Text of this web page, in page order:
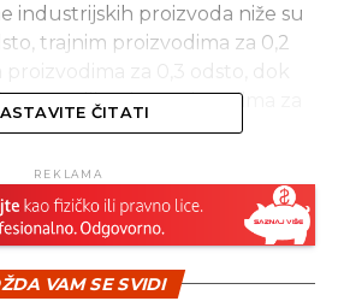
industrijskih proizvoda niže su
trajnim proizvodima za 0,2
proizvodima za
u aprilu ove, u odnosu na isti
niže su u energiji za 6,9
proizvodima za 4,8 odsto,
za 1,4 odsto, te netrajnim
odsto, dok su porasle u trajnim
ČITATI
REKLAMA
VAM SE SVIDI